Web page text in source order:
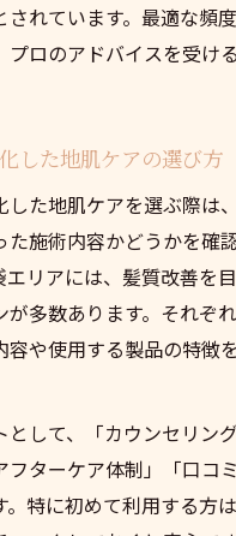
されています。最適な頻
プロのアドバイスを受け
した地肌ケアの選び方
した地肌ケアを選ぶ際は
た施術内容かどうかを確
エリアには、髪質改善を
が多数あります。それぞ
容や使用する製品の特徴
して、「カウンセリング
フターケア体制」「口コ
。特に初めて利用する方